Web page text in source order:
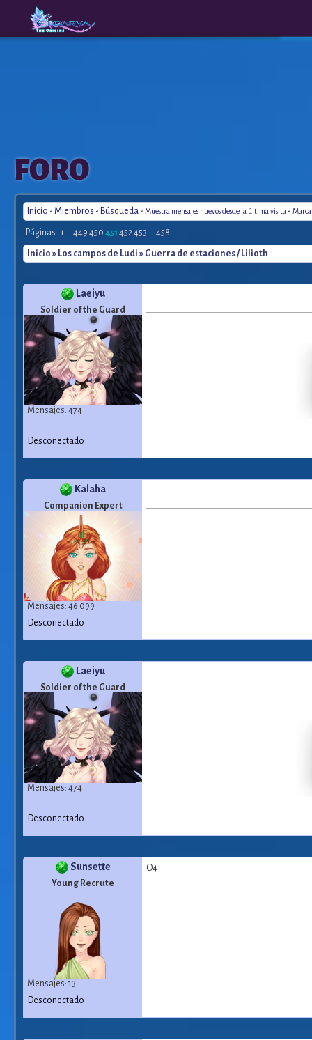
The
Origins
FORO
Inicio - Miembros - Búsqueda - Muestra mensajes nuevos desde la última visita - Marca
Páginas : 1 ... 449 450 451 452453 ... 458
Inicio » Los campos de Ludi » Guerra de estaciones / Lilioth
Laeiyu
Soldier of the Guard
Mensajes: 474
Desconectado
Kalaha
Companion Expert
Mensajes: 46 099
Desconectado
Laeiyu
Soldier of the Guard
Mensajes: 474
Desconectado
Sunsette
Young Recrute
Mensajes: 13
O4
Desconectado